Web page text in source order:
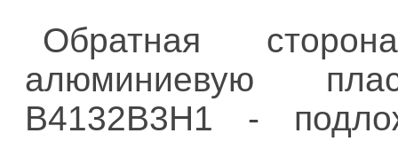
Обратная
алюминиевую
B4132B3H1 -